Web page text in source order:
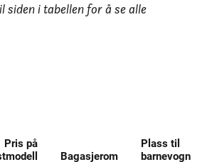
siden i tabellen for å se alle